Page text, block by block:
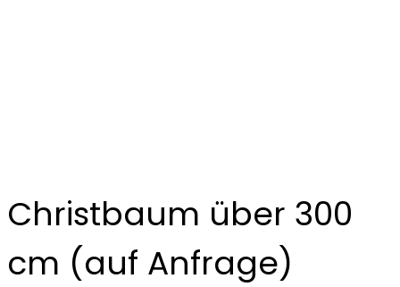
Christbaum über 300
cm (auf Anfrage)